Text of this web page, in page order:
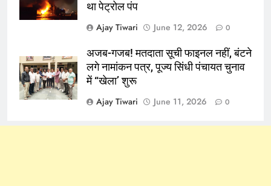
था पेट्रोल पंप
Ajay Tiwari
June 12, 2026 0
अजब-गजब! मतदाता सूची फाइनल नहीं, बंटने
लगे नामांकन पत्र, पूज्य सिंधी पंचायत चुनाव
में “खेला’ शुरू
Ajay Tiwari
June 11, 2026 0